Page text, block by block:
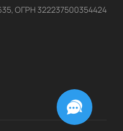
ОГРН 322237500354424